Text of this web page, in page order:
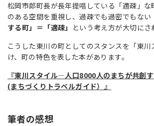
松岡市郎町長が長年提唱している「適疎」な
のある空間を重視し、過疎でも過密でもない
する町」＝「適疎」 という考え方が大切にさ
こうした東川の町としてのスタンスを「東
け、町の特色を表した本があります。
『東川スタイル―人口8000人のまちが共創
(まちづくりトラベルガイド）』
筆者の感想